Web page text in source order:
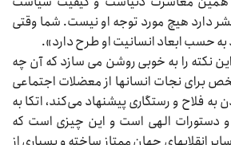
دارد هیچ مورد توجه او نیست. شما وقتی
به حسب ابعاد انسانیت او طرح دارد».
نکته را به خوبی روشن می‌‌‌ سازد که آن چه
برای نجات انسانها از معضلات اجتماعی
فلاح و رستگاری پیشنهاد می‌کند، اتکا به
و دستورات الهی است و این چیزی است که